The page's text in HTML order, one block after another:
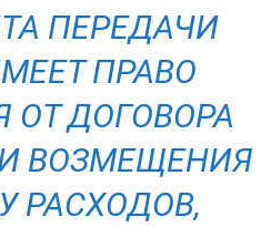
ПЕРЕДАЧИ
ПРАВО
ОТ ДОГОВОРА
ВОЗМЕЩЕНИЯ
РАСХОДОВ,